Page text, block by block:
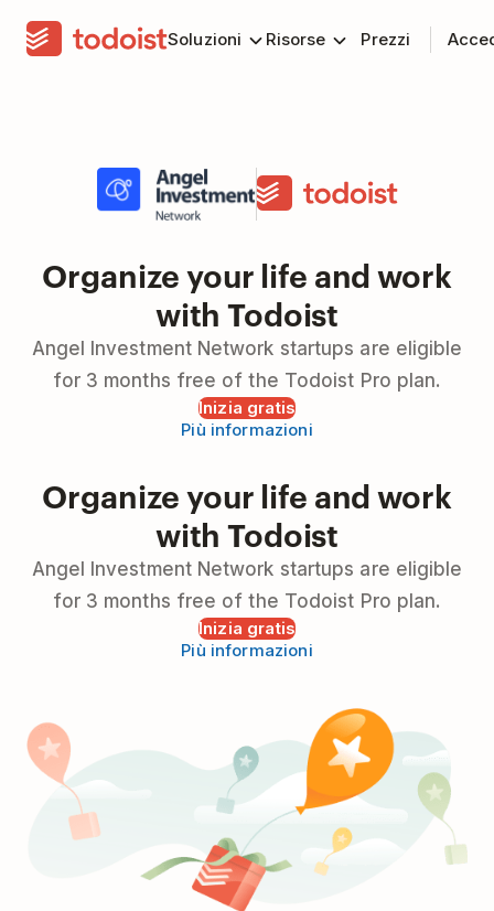
Soluzioni Risorse Prezzi
Organize your life and work
with Todoist
Angel Investment Network startups are eligible
for 3 months free of the Todoist Pro plan.
Inizia gratis
Più informazioni
Organize your life and work
with Todoist
Angel Investment Network startups are eligible
for 3 months free of the Todoist Pro plan.
Inizia gratis
Più informazioni